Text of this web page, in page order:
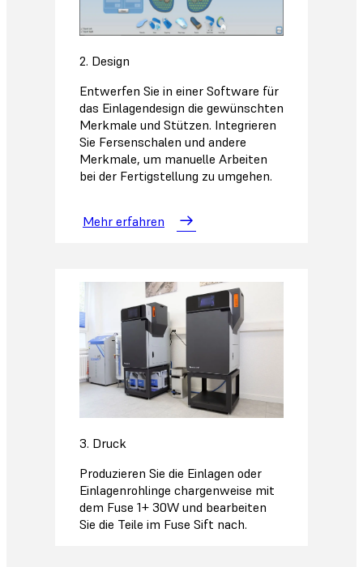
2. Design
Entwerfen Sie in einer Software für
das Einlagendesign die gewünschten
Merkmale und Stützen. Integrieren
Sie Fersenschalen und andere
Merkmale, um manuelle Arbeiten
bei der Fertigstellung zu umgehen.
Mehr erfahren
3. Druck
Produzieren Sie die Einlagen oder
Einlagenrohlinge chargenweise mit
dem Fuse 1+ 30W und bearbeiten
Sie die Teile im Fuse Sift nach.